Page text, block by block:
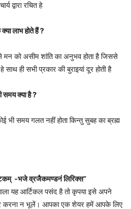
द्वारा रचित हे
लाभ होते हैं ?
मन को असीम शांति का अनुभव होता है जिससे
ही सभी प्रकार की बुराइयां दूर होती है
समय क्या है ?
भी समय गलत नहीं होता किन्तु सुबह का ब्रह्म
-भजे व्रजैकमण्डनं लिरिक्स”
यह आर्टिकल पसंद है तो कृपया इसे अपने
करना न भूलें। आपका एक शेयर हमें आपके लिए